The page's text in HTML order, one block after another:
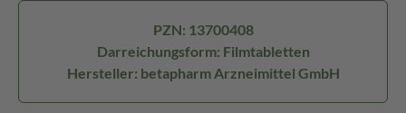
PZN: 13700408
Darreichungsform: Filmtabletten
Hersteller: betapharm Arzneimittel GmbH